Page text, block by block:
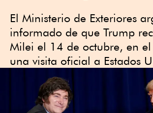
El Ministerio de Exteriores
informado de que Trump
Milei el 14 de octubre, en
una visita oficial a Estados